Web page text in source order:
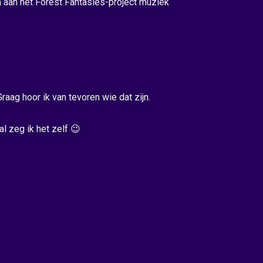
hoor ik van tevoren wie dat zijn.
zeg ik het zelf 😉